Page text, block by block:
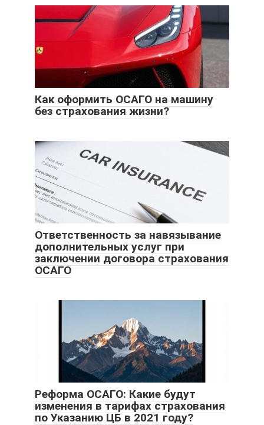
Как оформить ОСАГО на машину
без страхования жизни?
Ответственность за навязывание
дополнительных услуг при
заключении договора страхования
ОСАГО
Реформа ОСАГО: Какие будут
изменения в тарифах страхования
по Указанию ЦБ в 2021 году?